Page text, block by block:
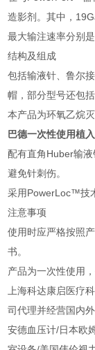
造影剂。其中，
最大输注速率分别
结构及组成
包括输液针、鲁尔
帽，部分型号还包括
本产品为环氧乙烷
巴德一次性使用植
配有直角Huber输
避免针刺伤。
采用PowerLoc™技
注意事项
使用时应严格按照
书。
产品为一次性使用
上海科达康启医疗
司代理并经营国内
安德血压计/日本欧